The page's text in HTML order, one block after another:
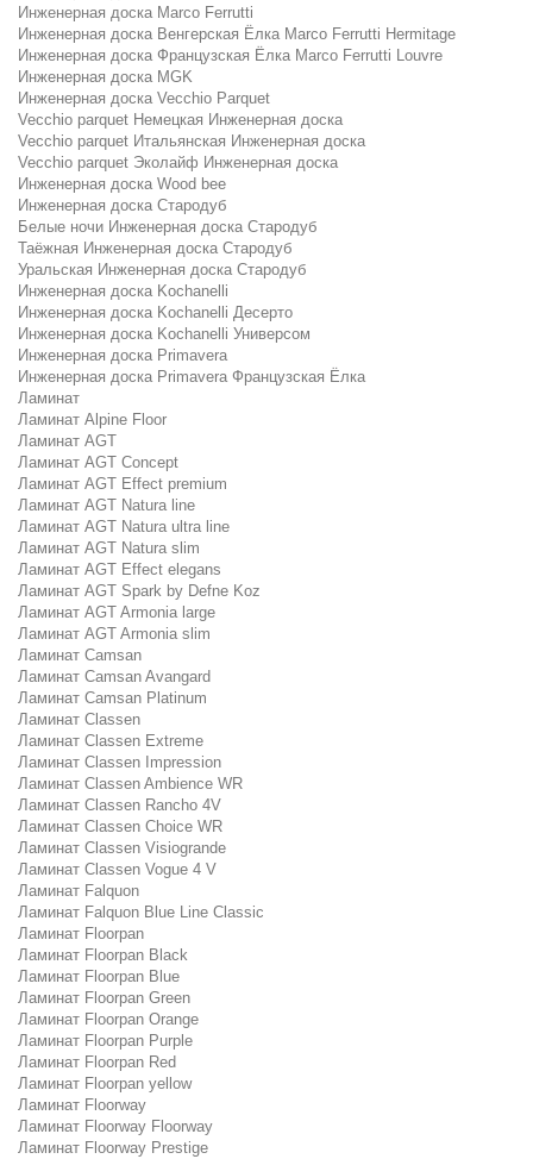
Инженерная доска Marco Ferrutti
Инженерная доска Венгерская Ёлка Marco Ferrutti Hermitage
Инженерная доска Французская Ёлка Marco Ferrutti Louvre
Инженерная доска MGK
Инженерная доска Vecchio Parquet
Vecchio parquet Немецкая Инженерная доска
Vecchio parquet Итальянская Инженерная доска
Vecchio parquet Эколайф Инженерная доска
Инженерная доска Wood bee
Инженерная доска Стародуб
Белые ночи Инженерная доска Стародуб
Таёжная Инженерная доска Стародуб
Уральская Инженерная доска Стародуб
Инженерная доска Kochanelli
Инженерная доска Kochanelli Десерто
Инженерная доска Kochanelli Универсом
Инженерная доска Primavera
Инженерная доска Primavera Французская Ёлка
Ламинат
Ламинат Alpine Floor
Ламинат AGT
Ламинат AGT Concept
Ламинат AGT Effect premium
Ламинат AGT Natura line
Ламинат AGT Natura ultra line
Ламинат AGT Natura slim
Ламинат AGT Effect elegans
Ламинат AGT Spark by Defne Koz
Ламинат AGT Armonia large
Ламинат AGT Armonia slim
Ламинат Camsan
Ламинат Camsan Avangard
Ламинат Camsan Platinum
Ламинат Classen
Ламинат Classen Extreme
Ламинат Classen Impression
Ламинат Classen Ambience WR
Ламинат Classen Rancho 4V
Ламинат Classen Choice WR
Ламинат Classen Visiogrande
Ламинат Classen Vogue 4 V
Ламинат Falquon
Ламинат Falquon Blue Line Classic
Ламинат Floorpan
Ламинат Floorpan Black
Ламинат Floorpan Blue
Ламинат Floorpan Green
Ламинат Floorpan Orange
Ламинат Floorpan Purple
Ламинат Floorpan Red
Ламинат Floorpan yellow
Ламинат Floorway
Ламинат Floorway Floorway
Ламинат Floorway Prestige